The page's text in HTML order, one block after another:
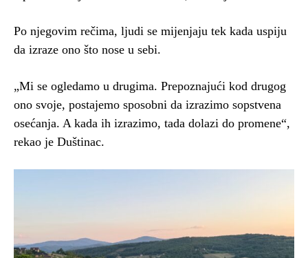
Po njegovim rečima, ljudi se mijenjaju tek kada uspiju
da izraze ono što nose u sebi.
„Mi se ogledamo u drugima. Prepoznajući kod drugog
ono svoje, postajemo sposobni da izrazimo sopstvena
osećanja. A kada ih izrazimo, tada dolazi do promene“,
rekao je Duštinac.